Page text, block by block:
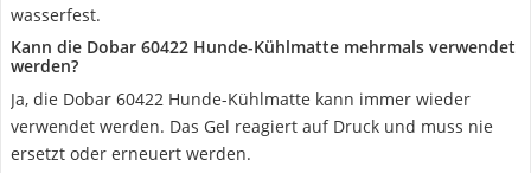
wasserfest.
Kann die Dobar 60422 Hunde-Kühlmatte mehrmals verwendet
werden?
Ja, die Dobar 60422 Hunde-Kühlmatte kann immer wieder
verwendet werden. Das Gel reagiert auf Druck und muss nie
ersetzt oder erneuert werden.